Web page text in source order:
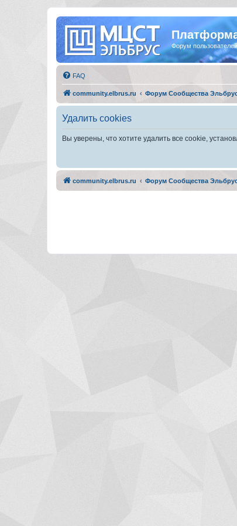
Форум
FAQ
community.elbrus.ru Форум Сообщества
Удалить cookies
Вы уверены, что хотите удалить все cookie,
community.elbrus.ru Форум Сообщества